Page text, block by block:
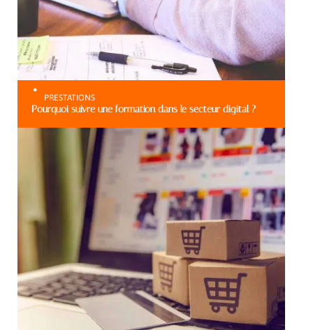
PRESTATIONS
Pourquoi suivre une formation dans le secteur digital ?